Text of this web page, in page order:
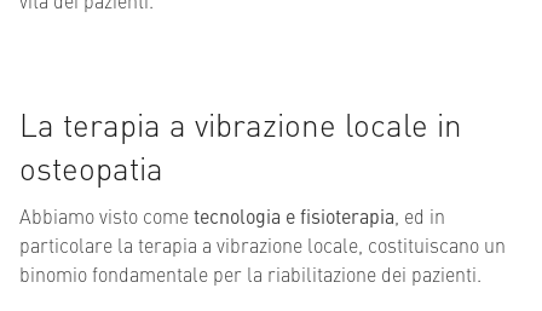
La terapia a vibrazione locale in
osteopatia
Abbiamo visto cometecnologia e fisioterapia , ed in
particolare la terapia a vibrazione locale, costituiscano un
binomio fondamentale per la riabilitazione dei pazienti.